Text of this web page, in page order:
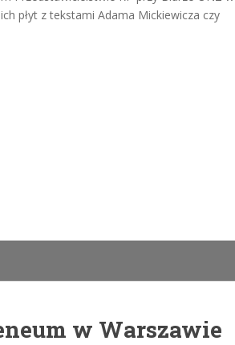
płyt z tekstami Adama Mickiewicza czy
w Warszawie